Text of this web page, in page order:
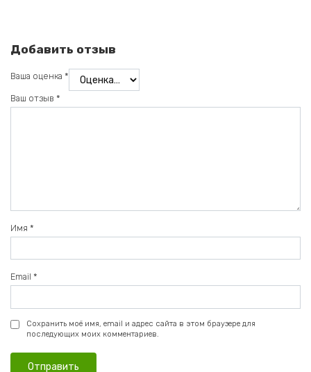
Добавить отзыв
Ваша оценка *
Ваш отзыв *
Имя *
Email *
Сохранить моё имя, email и адрес сайта в этом браузере для
последующих моих комментариев.